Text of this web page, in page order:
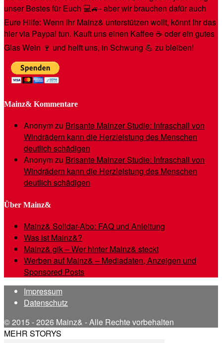
unser Bestes für Euch 💻🚙- aber wir brauchen dafür auch
Eure Hilfe: Wenn Ihr Mainz& unterstützen wollt, könnt Ihr das
hier via Paypal tun. Kauft uns einen Kaffee ☕️ oder ein gutes
Glas Wein 🍷 und helft uns, in Schwung 💪 zu bleiben!
Mainz& Kommentare
Anonymzu Brisante Mainzer Studie: Infraschall von
Windrädern kann die Herzleistung des Menschen
deutlich schädigen
Anonymzu Brisante Mainzer Studie: Infraschall von
Windrädern kann die Herzleistung des Menschen
deutlich schädigen
Über Mainz&
Mainz& Solidar-Abo: FAQ und Anleitung
Was ist Mainz&?
Mainz& gik – Wer hinter Mainz& steckt
Werben auf Mainz& – Mediadaten, Anzeigen und
Sponsored Posts
Impressum
Datenschutz
© 2015 - 2026 Mainz& - Alle Rechte vorbehalten
MEHR STORYS